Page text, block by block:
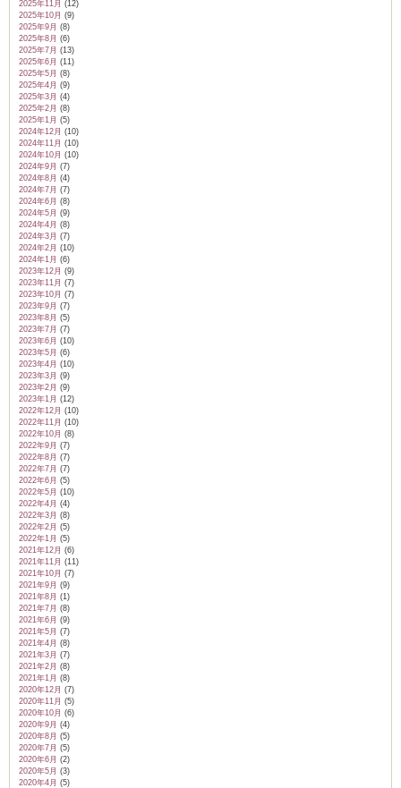
2025年11月 (12)
2025年10月 (9)
2025年9月 (8)
2025年8月 (6)
2025年7月 (13)
2025年6月 (11)
2025年5月 (8)
2025年4月 (9)
2025年3月 (4)
2025年2月 (8)
2025年1月 (5)
2024年12月 (10)
2024年11月 (10)
2024年10月 (10)
2024年9月 (7)
2024年8月 (4)
2024年7月 (7)
2024年6月 (8)
2024年5月 (9)
2024年4月 (8)
2024年3月 (7)
2024年2月 (10)
2024年1月 (6)
2023年12月 (9)
2023年11月 (7)
2023年10月 (7)
2023年9月 (7)
2023年8月 (5)
2023年7月 (7)
2023年6月 (10)
2023年5月 (6)
2023年4月 (10)
2023年3月 (9)
2023年2月 (9)
2023年1月 (12)
2022年12月 (10)
2022年11月 (10)
2022年10月 (8)
2022年9月 (7)
2022年8月 (7)
2022年7月 (7)
2022年6月 (5)
2022年5月 (10)
2022年4月 (4)
2022年3月 (8)
2022年2月 (5)
2022年1月 (5)
2021年12月 (6)
2021年11月 (11)
2021年10月 (7)
2021年9月 (9)
2021年8月 (1)
2021年7月 (8)
2021年6月 (9)
2021年5月 (7)
2021年4月 (8)
2021年3月 (7)
2021年2月 (8)
2021年1月 (8)
2020年12月 (7)
2020年11月 (5)
2020年10月 (6)
2020年9月 (4)
2020年8月 (5)
2020年7月 (5)
2020年6月 (2)
2020年5月 (3)
2020年4月 (5)